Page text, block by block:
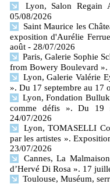
Lyon, Salon Regain
05/08/2026
Saint Maurice les
exposition d'Aurélie
août - 28/07/2026
Paris, Galerie Sophie
from Bowery Boulevard ».
Lyon, Galerie Valérie
». Du 17 septembre au 17
Lyon, Fondation
comme défis ». Du 19
24/07/2026
Lyon, TOMASELLI
par les artistes ».
23/07/2026
Cannes, La
d’Hervé Di Rosa ». 17
Toulouse, Muséum,